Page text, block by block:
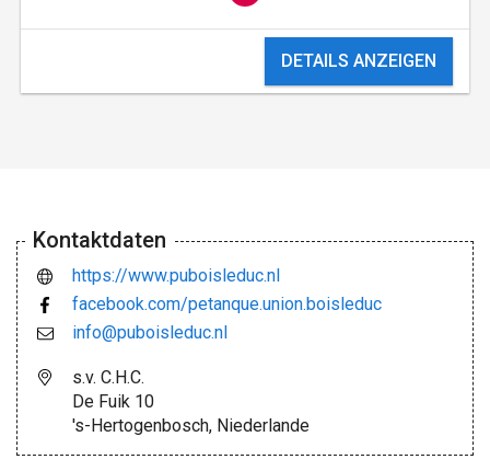
DETAILS ANZEIGEN
Kontaktdaten
https://www.puboisleduc.nl
facebook.com/petanque.union.boisleduc
info@puboisleduc.nl
s.v. C.H.C.
De Fuik 10
's-Hertogenbosch, Niederlande